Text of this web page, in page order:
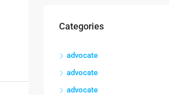
Categories
advocate
advocate
advocate